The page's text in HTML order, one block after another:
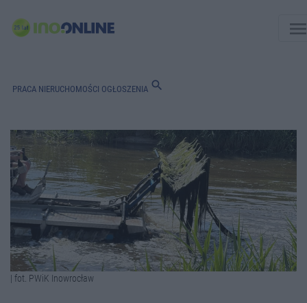
PRACA NIERUCHOMOŚCI OGŁOSZENIA search
| fot. PWiK Inowrocław